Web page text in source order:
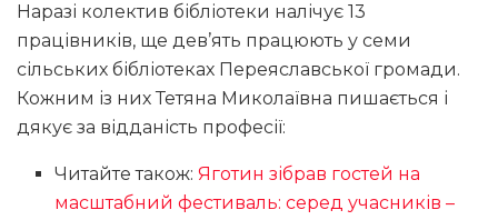
Наразі колектив бібліотеки налічує 13
працівників, ще дев’ять працюють у семи
сільських бібліотеках Переяславської громади.
Кожним із них Тетяна Миколаївна пишається і
дякує за відданість професії:
Читайте також:Яготин зібрав гостей на
масштабний фестиваль: серед учасників –